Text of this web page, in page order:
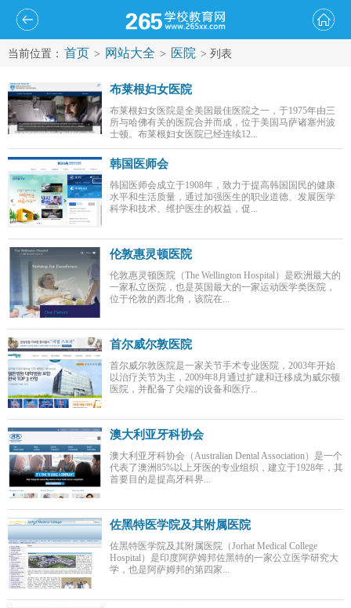
当前位置： 首页 > 网站大全 > 医院 > 列表
布莱根妇女医院
布莱根妇女医院是全美国最佳医院之一，于1975年由三
所与哈佛有关的医院合并而成，位于美国马萨诸塞州波
士顿。布莱根妇女医院已经连续12...
韩国医师会
韩国医师会成立于1908年，致力于提高韩国国民的健康
水平和生活质量，通过加强医生的职业道德、发展医学
科学和技术、维护医生的权益，促...
伦敦惠灵顿医院
伦敦惠灵顿医院（The Wellington Hospital）是欧洲最大的
一家私立医院，也是英国最大的一家运动医学类医院，
位于伦敦的西北角，该院在...
首尔威尔敦医院
首尔威尔敦医院是一家关节手术专业医院，2003年开始
以治疗关节为主，2009年8月通过扩建和迁移成为威尔顿
医院，并配备了尖端的设备和医疗...
澳大利亚牙科协会
澳大利亚牙科协会（Australian Dental Association）是一个
代表了澳洲85%以上牙医的专业组织，建立于1928年，其
首要目的是提高牙科界...
佐黑特医学院及其附属医院
佐黑特医学院及其附属医院（Jorhat Medical College
Hospital）是印度阿萨姆邦佐黑特的一家公立医学研究大
学，也是阿萨姆邦的第四家...